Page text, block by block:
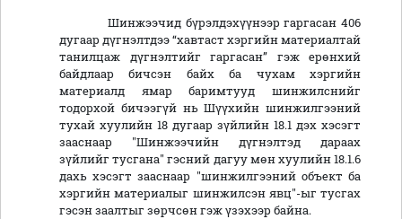
Шинжээчид бүрэлдэхүүнээр гаргасан 406
дугаар дүгнэлтдээ “хавтаст хэргийн материалтай
танилцаж дүгнэлтийг гаргасан” гэж ерөнхий
байдлаар бичсэн байх ба чухам хэргийн
материалд ямар баримтууд шинжилснийг
тодорхой бичээгүй нь Шүүхийн шинжилгээний
тухай хуулийн 18 дугаар зүйлийн 18.1 дэх хэсэгт
зааснаар "Шинжээчийн дүгнэлтэд дараах
зүйлийг тусгана" гэсний дагуу мөн хуулийн 18.1.6
дахь хэсэгт зааснаар "шинжилгээний объект ба
хэргийн материалыг шинжилсэн явц"-ыг тусгах
гэсэн заалтыг зөрчсөн гэж үзэхээр байна.